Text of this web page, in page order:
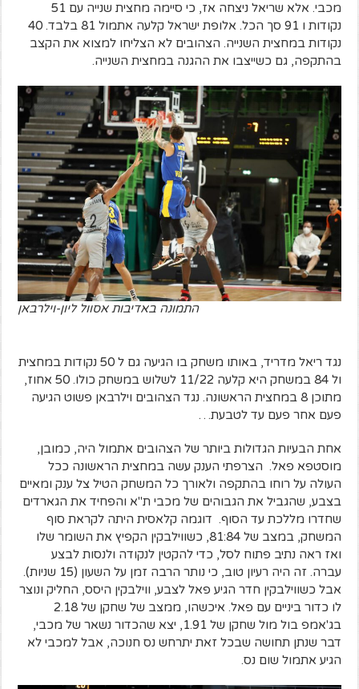
מכבי. אלא שריאל ניצחה אז, כי סיימה מחצית שנייה עם 51
נקודות ו 91 סך הכל. אלופת ישראל קלעה אתמול 81 בלבד. 40
נקודות במחצית השנייה. הצהובים לא הצליחו למצוא את הקצב
בהתקפה, גם כשייצבו את ההגנה במחצית השנייה.
התמונה באדיבות אסוול ליון-וילרבאן
נגד ריאל מדריד, באותו משחק בו הגיעה גם ל 50 נקודות במחצית
ול 84 במשחק היא קלעה 11/22 לשלוש במשחק כולו. 50 אחוז,
מתוכן 8 במחצית הראשונה. נגד הצהובים וילרבאן פשוט הגיעה
פעם אחר פעם עד לטבעת…
אחת הבעיות הגדולות ביותר של הצהובים אתמול היה, כמובן,
מוסטפא פאל. הצרפתי הענק עשה במחצית הראשונה ככל
העולה על רוחו בהתקפה ולאורך כל המשחק הטיל צל ענק ומאיים
בצבע, שהגביל את הגבוהים של מכבי ת"א והפחיד את הגארדים
שחדרו מללכת עד הסוף. דוגמה קלאסית היתה לקראת סוף
המשחק, במצב של 81:84, כשווילבקין הקפיץ את השומר שלו
ואז ראה נתיב פתוח לסל, כדי להקטין לנקודה ולנסות לבצע
עברה. זה היה רעיון טוב, כי נותר הרבה זמן על השעון (15 שניות).
אבל כשווילבקין חדר הגיע פאל לצבע, ווילבקין היסס, החליק ונוצר
לו כדור ביניים עם פאל. איכשהו, ממצב של שחקן של 2.18
בג'אמפ בול מול שחקן של 1.91, יצא שהכדור נשאר של מכבי,
דבר שנתן תחושה שבכל זאת יתרחש נס חנוכה, אבל למכבי לא
הגיע אתמול שום נס.